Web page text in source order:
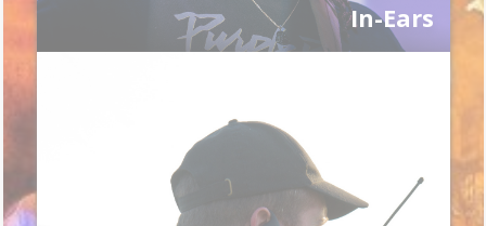
In-Ears